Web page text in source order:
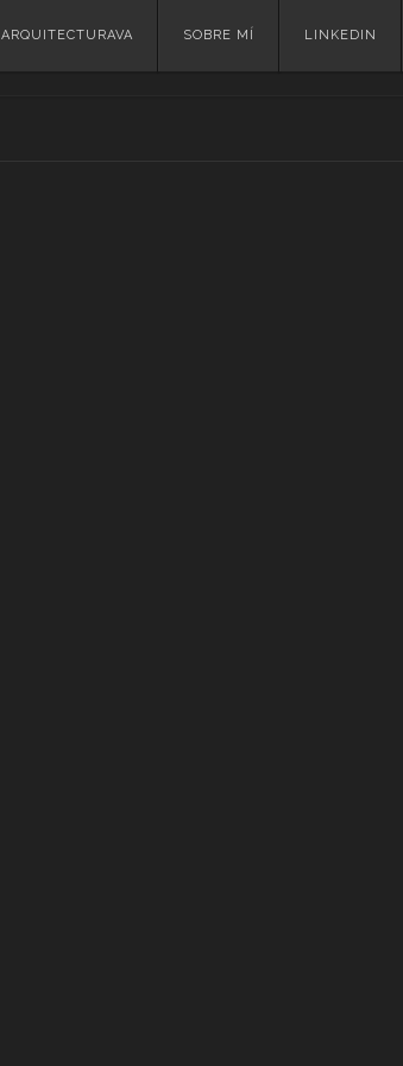
ARQUITECTURAVA SOBRE MÍ LINKEDIN